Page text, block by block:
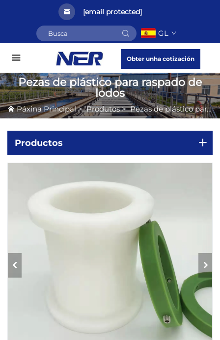
[email protected]
GL
Obter unha cotización
Pezas de plástico para raspado de
lodos
Páxina Principal>Produtos>Pezas de plástico para raspado de lodos
Productos